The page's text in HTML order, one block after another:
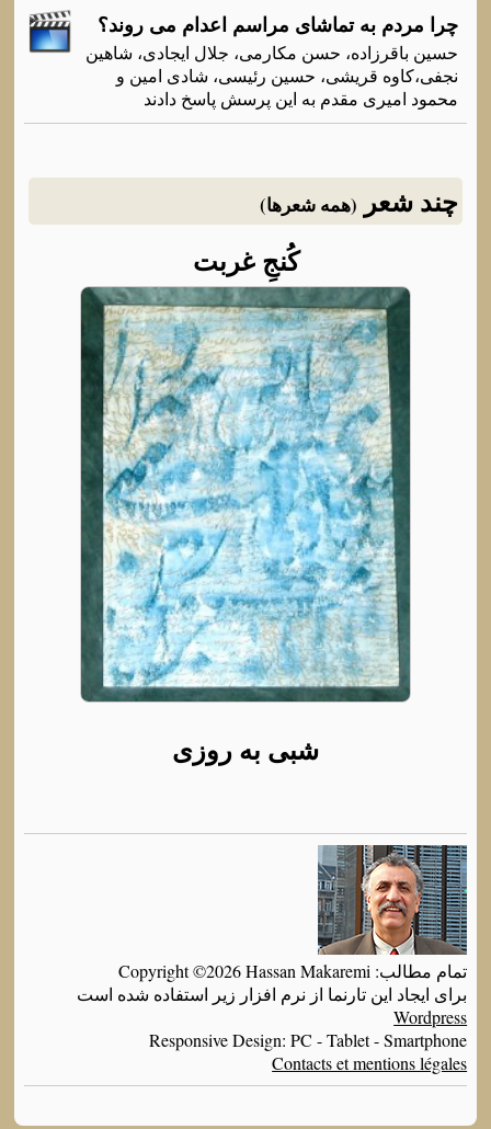
چرا مردم به تماشای مراسم اعدام می روند؟
حسین باقرزاده، حسن مکارمی، جلال ایجادی، شاهین
نجفی،کاوه قریشی، حسین رئیسی، شادی امین و
محمود امیری مقدم به این پرسش پاسخ دادند
چند شعر (همه شعرها)
کُنجِ غربت
شبی به روزی
تمام مطالب: Copyright ©2026 Hassan Makaremi
برای ایجاد این تارنما از نرم افزار زیر استفاده شده است
Wordpress
Responsive Design: PC - Tablet - Smartphone
Contacts et mentions légales